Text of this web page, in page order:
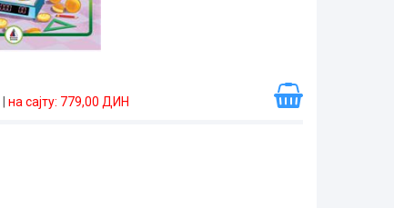
на сајту: 779,00 ДИН